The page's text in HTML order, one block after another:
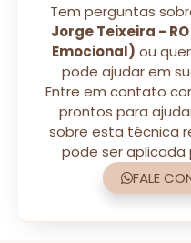
Tem perguntas
Jorge Teixeira -
Emocional) ou
pode ajudar em
Entre em contato
prontos para
sobre esta técnica
pode ser aplicada
FALE